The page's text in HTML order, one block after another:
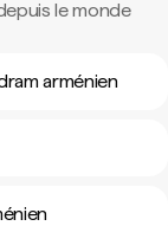
le monde
arménien